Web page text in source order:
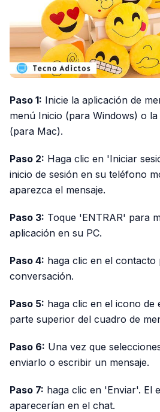
Paso 1: Inicie la aplicación de
menú Inicio (para Windows) o
(para Mac).
Paso 2: Haga clic en 'Iniciar
inicio de sesión en su teléfono
aparezca el mensaje.
Paso 3: Toque 'ENTRAR' para
aplicación en su PC.
Paso 4: haga clic en el contacto
conversación.
Paso 5: haga clic en el icono de
parte superior del cuadro de
Paso 6: Una vez que
enviarlo o escribir un mensaje.
Paso 7: haga clic en 'Enviar'. El
aparecerían en el chat.